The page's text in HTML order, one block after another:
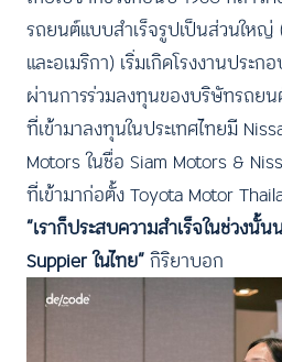
รถยนต์แบบสำเร็จรูปเป็นส่วนใหญ่
และอเมริกา) เริ่มเกิดโรงงานประ
ผ่านการร่วมลงทุนของบริษัทรถ
ที่เข้ามาลงทุนในประเทศไทยมี
Motors ในชื่อ Siam Motors &
ที่เข้ามาก่อตั้ง Toyota Motor
“เราก็ประสบความสำเร็จในช่วงนั้
Suppier ในไทย”กิริยาบอก